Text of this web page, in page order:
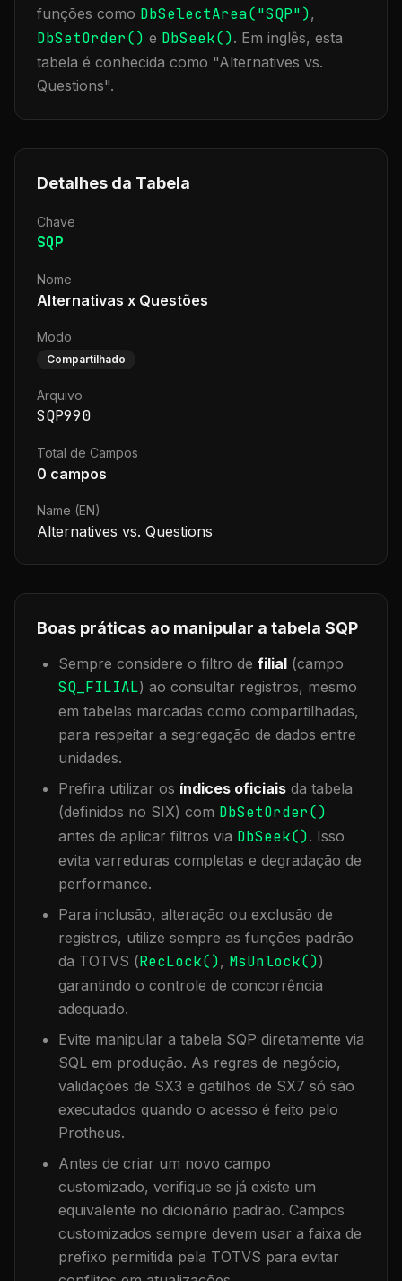
funções como DbSelectArea("SQP"),
DbSetOrder() e DbSeek(). Em inglês, esta
tabela é conhecida como "Alternatives vs.
Questions".
Detalhes da Tabela
Chave
SQP
Nome
Alternativas x Questões
Modo
Compartilhado
Arquivo
SQP990
Total de Campos
0 campos
Name (EN)
Alternatives vs. Questions
Boas práticas ao manipular a tabela SQP
Sempre considere o filtro de filial (campo
SQ_FILIAL) ao consultar registros, mesmo
em tabelas marcadas como compartilhadas,
para respeitar a segregação de dados entre
unidades.
Prefira utilizar os índices oficiais da tabela
(definidos no SIX) com DbSetOrder()
antes de aplicar filtros via DbSeek(). Isso
evita varreduras completas e degradação de
performance.
Para inclusão, alteração ou exclusão de
registros, utilize sempre as funções padrão
da TOTVS (RecLock(), MsUnlock())
garantindo o controle de concorrência
adequado.
Evite manipular a tabela SQP diretamente via
SQL em produção. As regras de negócio,
validações de SX3 e gatilhos de SX7 só são
executados quando o acesso é feito pelo
Protheus.
Antes de criar um novo campo
customizado, verifique se já existe um
equivalente no dicionário padrão. Campos
customizados sempre devem usar a faixa de
prefixo permitida pela TOTVS para evitar